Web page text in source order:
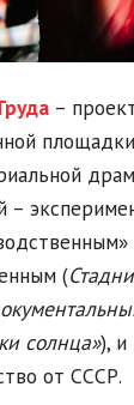
–
–
(
солнца»), и
от СССР.